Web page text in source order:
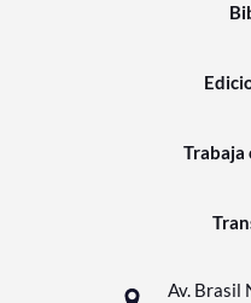
Trabaja
Av. Brasil